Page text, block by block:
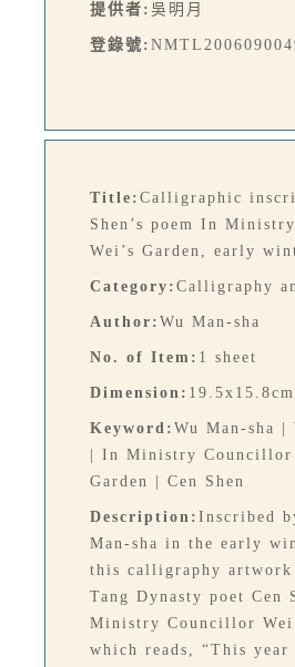
提供者: 吳明月
登錄號:
Title: Calligraphic
Shen’s poem In
Wei’s Garden, early
Category: Calligraphy
Author: Wu Man-sha
No. of Item: 1 sheet
Dimension: 19.5x15.8cm
Keyword: Wu Man-sha
| In Ministry Councillor
Garden | Cen Shen
Description: Inscribed
Man-sha in the early
this calligraphy artwork
Tang Dynasty poet Cen
Ministry Councillor
which reads, “This year